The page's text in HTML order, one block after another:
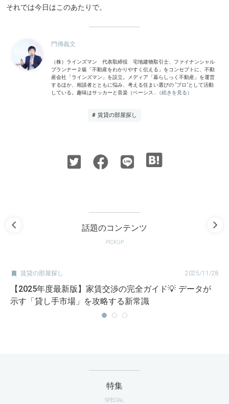
それでは今日はこのあたりで。
門傳義文
（株）ラインズマン 代表取締役 宅地建物取引士、ファイナンシャル
プランナー２級「不動産をわかりやすく伝える」をコンセプトに、不動
産会社「ラインズマン」を設立。メディア「暮らしっく不動産」を運営
するほか、相談者とともに悩み、考える住まい選びの “プロ”として活動
している。趣味はサッカーと音楽（ベーシス...
（続きを見る）
# 賃貸の部屋探し
話題のコンテンツ
PICKUP
 賃貸の部屋探し 2025/11/28
【2025年度最新版】家賃交渉の完全ガイド💡 データが
示す「貸し手市場」を攻略する新常識
特集
SPECIAL